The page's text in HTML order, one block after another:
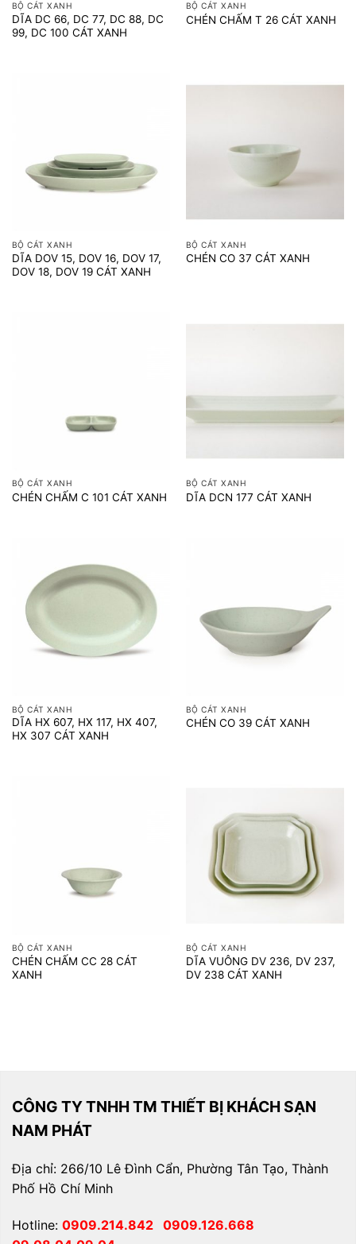
BỘ CÁT XANH
DĨA DC 66, DC 77, DC 88, DC
99, DC 100 CÁT XANH
BỘ CÁT XANH
CHÉN CHẤM T 26 CÁT XANH
BỘ CÁT XANH
DĨA DOV 15, DOV 16, DOV 17,
DOV 18, DOV 19 CÁT XANH
BỘ CÁT XANH
CHÉN CO 37 CÁT XANH
BỘ CÁT XANH
CHÉN CHẤM C 101 CÁT XANH
BỘ CÁT XANH
DĨA DCN 177 CÁT XANH
BỘ CÁT XANH
DĨA HX 607, HX 117, HX 407,
HX 307 CÁT XANH
BỘ CÁT XANH
CHÉN CO 39 CÁT XANH
BỘ CÁT XANH
CHÉN CHẤM CC 28 CÁT
XANH
BỘ CÁT XANH
DĨA VUÔNG DV 236, DV 237,
DV 238 CÁT XANH
CÔNG TY TNHH TM THIẾT BỊ KHÁCH SẠN
NAM PHÁT
Địa chỉ: 266/10 Lê Đình Cẩn, Phường Tân Tạo, Thành
Phố Hồ Chí Minh
Hotline: 0909.214.842 0909.126.668